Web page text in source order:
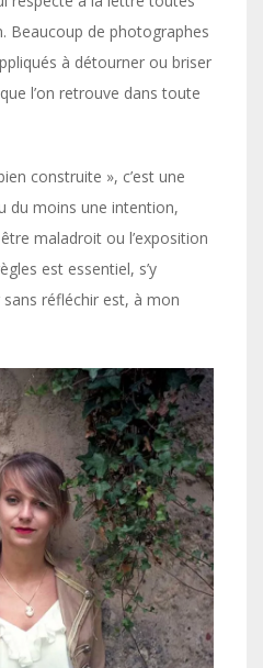
Beaucoup de photographes
à détourner ou briser
l’on retrouve dans toute
construite », c’est une
du moins une intention,
maladroit ou l’exposition
est essentiel, s’y
réfléchir est, à mon